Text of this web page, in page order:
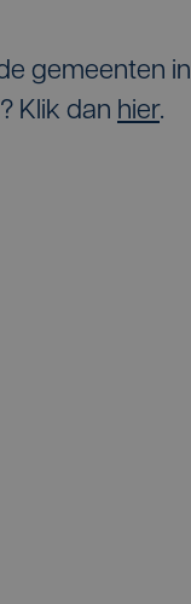
gemeenten in
Klik dan hier.